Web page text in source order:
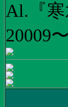
Al.『
20009